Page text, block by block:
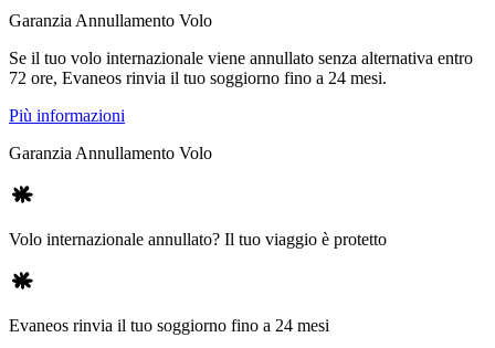
Garanzia Annullamento Volo
Se il tuo volo internazionale viene annullato senza alternativa entro
72 ore, Evaneos rinvia il tuo soggiorno fino a 24 mesi.
Più informazioni
Garanzia Annullamento Volo
Volo internazionale annullato? Il tuo viaggio è protetto
Evaneos rinvia il tuo soggiorno fino a 24 mesi